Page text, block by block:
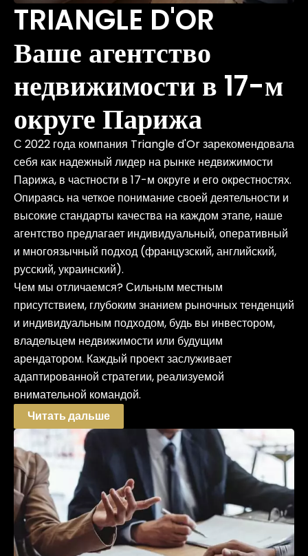
TRIANGLE D'OR
Ваше агентство
недвижимости в 17-м
округе Парижа
С 2022 года компания Triangle d'Or зарекомендовала
себя как надежный лидер на рынке недвижимости
Парижа, в частности в 17-м округе и его окрестностях.
Опираясь на четкое понимание своей деятельности и
высокие стандарты качества на каждом этапе, наше
агентство предлагает индивидуальный, оперативный
и многоязычный подход (французский, английский,
русский, украинский).
Чем мы отличаемся? Сильным местным
присутствием, глубоким знанием рыночных тенденций
и индивидуальным подходом, будь вы инвестором,
владельцем недвижимости или будущим
арендатором. Каждый проект заслуживает
адаптированной стратегии, реализуемой
внимательной командой.
Читать дальше